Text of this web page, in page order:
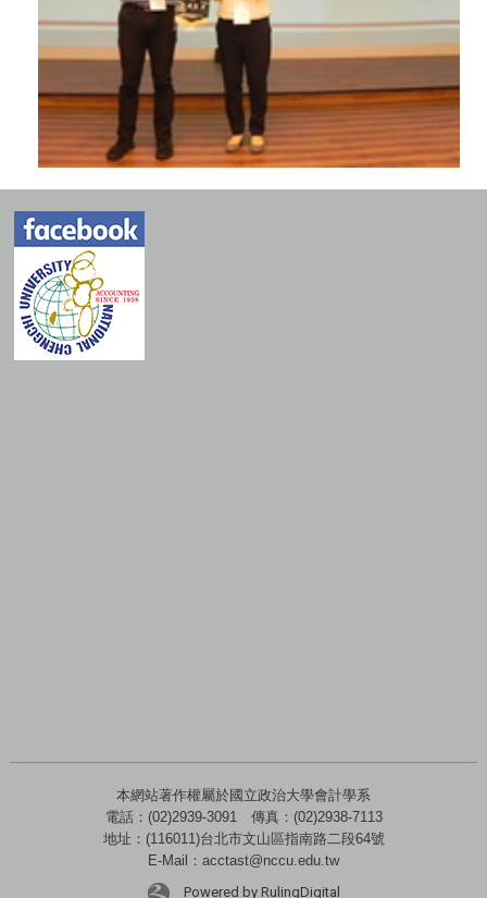
本網站著作權屬於國立政治大學會計學系
電話：(02)2939-3091 傳真：(02)2938-7113
地址：(116011)台北市文山區指南路二段64號
E-Mail：acctast@nccu.edu.tw
Powered by RulingDigital